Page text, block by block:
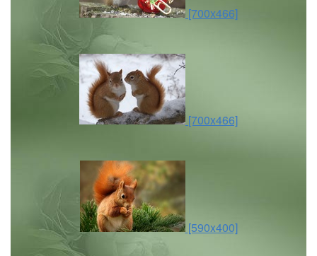
[700x466]
[700x466]
[590x400]